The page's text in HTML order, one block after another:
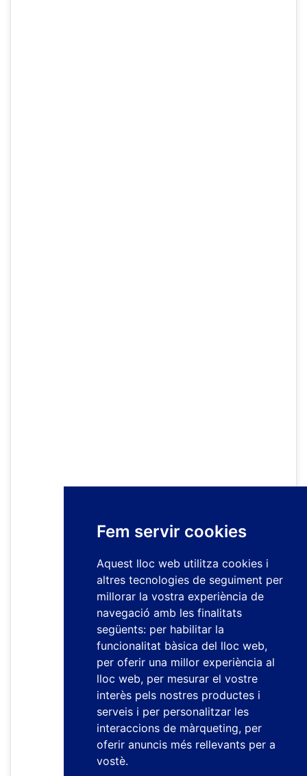
Fem servir cookies
Aquest lloc web utilitza cookies i
altres tecnologies de seguiment per
millorar la vostra experiència de
navegació amb les finalitats
següents: per habilitar la
funcionalitat bàsica del lloc web,
per oferir una millor experiència al
lloc web, per mesurar el vostre
interès pels nostres productes i
serveis i per personalitzar les
interaccions de màrqueting, per
oferir anuncis més rellevants per a
vostè.